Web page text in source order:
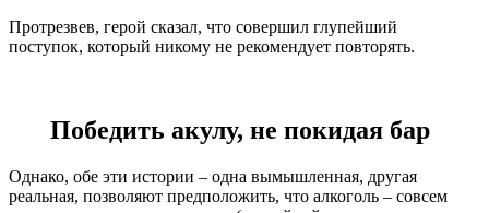
Протрезвев, герой сказал, что совершил глупейший
поступок, который никому не рекомендует повторять.
Победить акулу, не покидая бар
Однако, обе эти истории – одна вымышленная, другая
реальная, позволяют предположить, что алкоголь – совсем